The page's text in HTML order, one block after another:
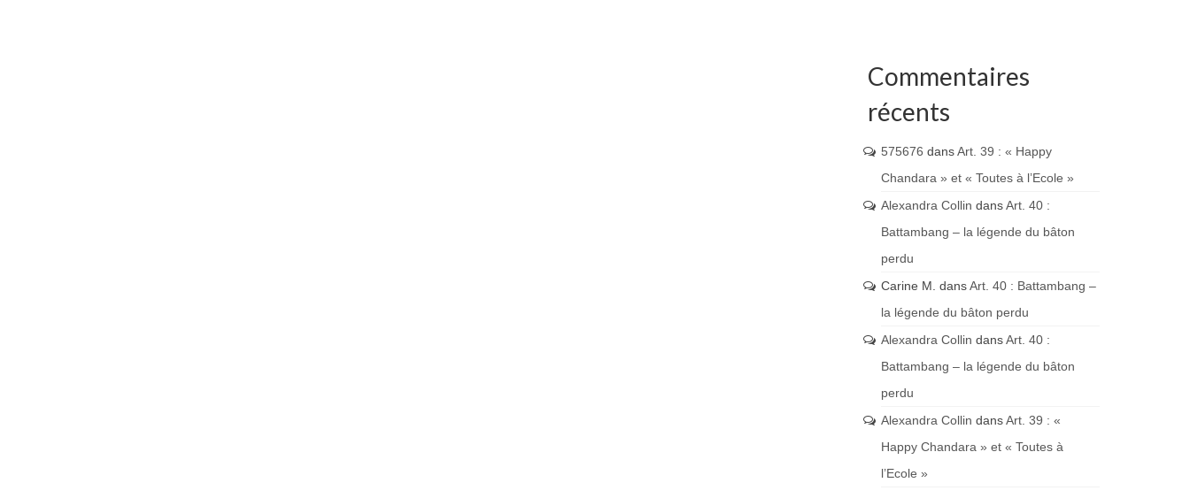
Commentaires
récents
575676 dansArt. 39 : « Happy
Chandara » et « Toutes à l’Ecole »
Alexandra Collin dansArt. 40 :
Battambang – la légende du bâton
perdu
Carine M. dansArt. 40 : Battambang –
la légende du bâton perdu
Alexandra Collin dansArt. 40 :
Battambang – la légende du bâton
perdu
Alexandra Collin dansArt. 39 : «
Happy Chandara » et « Toutes à
l’Ecole »